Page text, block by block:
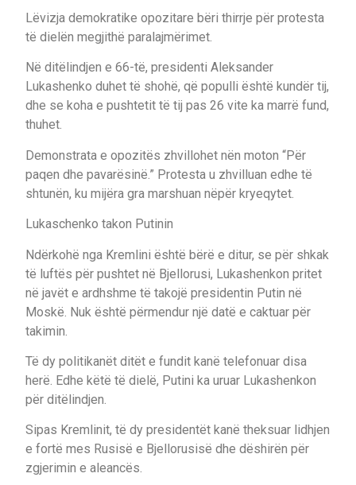
Lëvizja demokratike opozitare bëri thirrje për protesta
të dielën megjithë paralajmërimet.
Në ditëlindjen e 66-të, presidenti Aleksander
Lukashenko duhet të shohë, që populli është kundër tij,
dhe se koha e pushtetit të tij pas 26 vite ka marrë fund,
thuhet.
Demonstrata e opozitës zhvillohet nën moton “Për
paqen dhe pavarësinë.” Protesta u zhvilluan edhe të
shtunën, ku mijëra gra marshuan nëpër kryeqytet.
Lukaschenko takon Putinin
Ndërkohë nga Kremlini është bërë e ditur, se për shkak
të luftës për pushtet në Bjellorusi, Lukashenkon pritet
në javët e ardhshme të takojë presidentin Putin në
Moskë. Nuk është përmendur një datë e caktuar për
takimin.
Të dy politikanët ditët e fundit kanë telefonuar disa
herë. Edhe këtë të dielë, Putini ka uruar Lukashenkon
për ditëlindjen.
Sipas Kremlinit, të dy presidentët kanë theksuar lidhjen
e fortë mes Rusisë e Bjellorusisë dhe dëshirën për
zgjerimin e aleancës.